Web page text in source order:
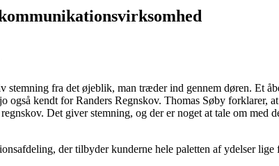
stemning fra det øjeblik, man træder ind gennem døren. Et
også kendt for Randers Regnskov. Thomas Søby forklarer,
Det giver stemning, og der er noget at tale om med
der tilbyder kunderne hele paletten af ydelser